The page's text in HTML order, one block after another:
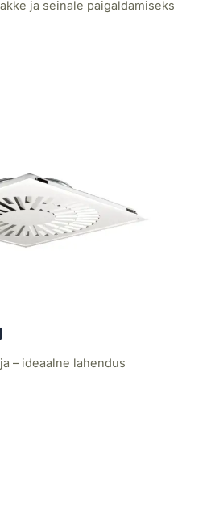
ja seinale paigaldamiseks
– ideaalne lahendus